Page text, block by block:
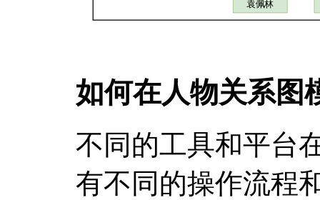
如何在人物关系图
不同的工具和平台
有不同的操作流程